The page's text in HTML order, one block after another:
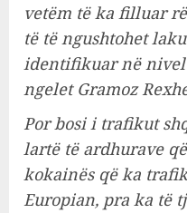
vetëm të ka filluar
të të ngushtohet
identifikuar në
ngelet Gramoz
Por bosi i trafikut
lartë të ardhurave
kokainës që ka
Europian, pra ka të